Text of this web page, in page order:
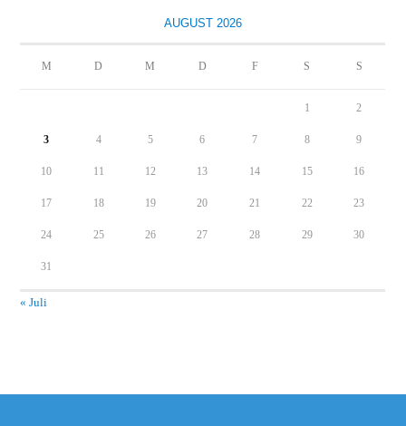
AUGUST 2026
M D M D F S S
1 2
3 4 5 6 7 8 9
10 11 12 13 14 15 16
17 18 19 20 21 22 23
24 25 26 27 28 29 30
31
« Juli